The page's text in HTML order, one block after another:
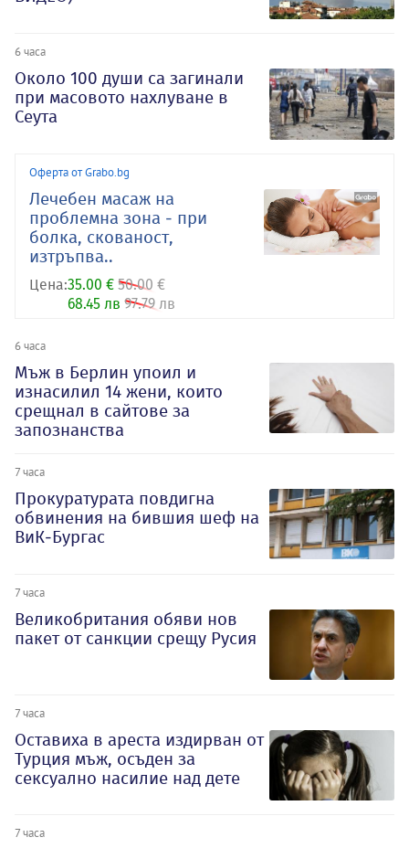
6 часа
Около 100 души са загинали
при масовото нахлуване в
Сеута
Оферта от Grabo.bg
Лечебен масаж на
проблемна зона - при
болка, скованост,
изтръпва..
Цена:35.00 € 50.00 €
68.45 лв 97.79 лв
6 часа
Мъж в Берлин упоил и
изнасилил 14 жени, които
срещнал в сайтове за
запознанства
7 часа
Прокуратурата повдигна
обвинения на бившия шеф на
ВиК-Бургас
7 часа
Великобритания обяви нов
пакет от санкции срещу Русия
7 часа
Оставиха в ареста издирван от
Турция мъж, осъден за
сексуално насилие над дете
7 часа